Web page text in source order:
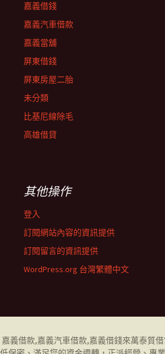
嘉義借錢
嘉義汽車借款
嘉義當舖
屏東借錢
屏東房屋二胎
未分類
比基尼線除毛
高雄借貸
其他操作
登入
訂閱網站內容的資訊提供
訂閱留言的資訊提供
WordPress.org 台灣繁體中文
嘉義借款,嘉義汽車借款,嘉義借錢來萬泰質